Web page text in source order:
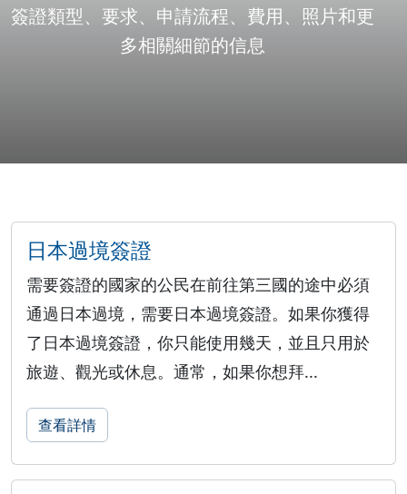
簽證類型、要求、申請流程、費用、照片和更
多相關細節的信息
日本過境簽證
需要簽證的國家的公民在前往第三國的途中必須
通過日本過境，需要日本過境簽證。如果你獲得
了日本過境簽證，你只能使用幾天，並且只用於
旅遊、觀光或休息。通常，如果你想拜...
查看詳情